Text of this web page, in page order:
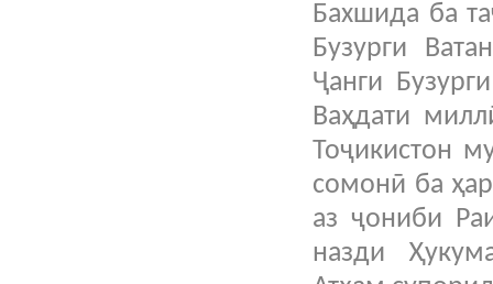
Бахшида ба
Бузурги
Ҷанги
Ваҳдати
Тоҷикистон
сомонӣ ба
аз ҷониби
назди